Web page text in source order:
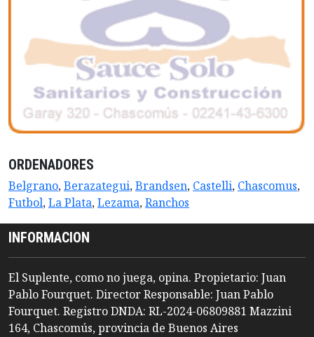
ORDENADORES
Belgrano,Berazategui,Brandsen, Castelli, Chascomus,
Futbol,La Plata,Lezama,Ranchos
INFORMACION
El Suplente, como no juega, opina. Propietario: Juan
Pablo Fourquet. Director Responsable: Juan Pablo
Fourquet. Registro DNDA: RL-2024-06809881 Mazzini
164, Chascomús, provincia de Buenos Aires